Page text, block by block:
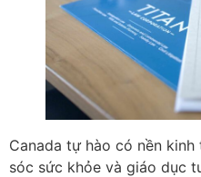
Canada tự hào có nền
sóc sức khỏe và giáo dục